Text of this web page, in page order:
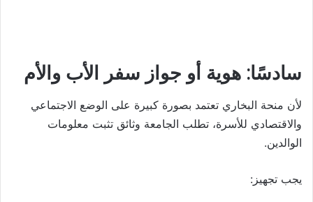
سادسًا: هوية أو جواز سفر الأب والأم
لأن منحة البخاري تعتمد بصورة كبيرة على الوضع الاجتماعي
والاقتصادي للأسرة، تطلب الجامعة وثائق تثبت معلومات
الوالدين.
يجب تجهيز: